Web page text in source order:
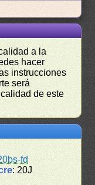
a la
hacer
instrucciones
será
de este
fd
: 20J